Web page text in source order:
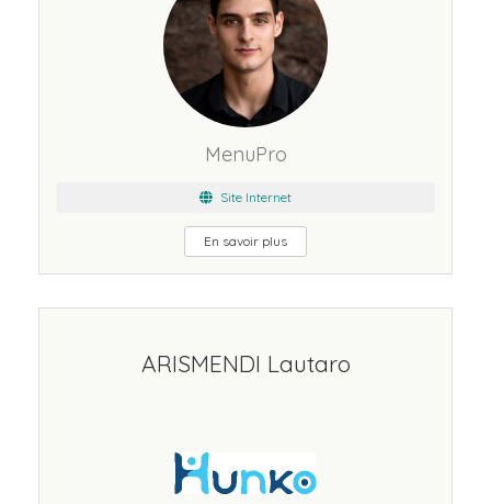
MenuPro
Site Internet
En savoir plus
ARISMENDI Lautaro